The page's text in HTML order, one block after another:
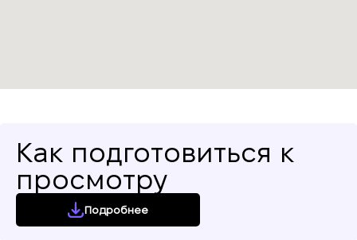
Как подготовиться к
просмотру
Подробнее